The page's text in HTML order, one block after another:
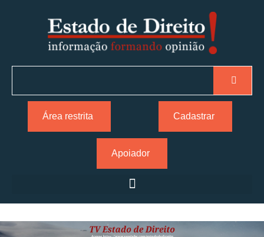
Área restrita Cadastrar
Apoiador